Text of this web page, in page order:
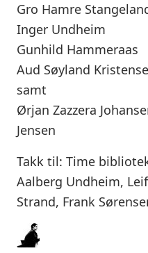
Gro Hamre
Inger Undheim
Gunhild Hammeraas
Aud Søyland
samt
Ørjan Zazzera
Jensen
Takk til: Time
Aalberg Undheim,
Strand, Frank